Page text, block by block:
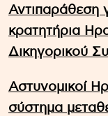
Αντιπαράθεση
κρατητήρια
Δικηγορικού
Αστυνομικοί
σύστημα